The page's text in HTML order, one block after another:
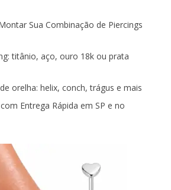
Sua Combinação de Piercings
titânio, aço, ouro 18k ou prata
orelha: helix, conch, trágus e mais
Entrega Rápida em SP e no